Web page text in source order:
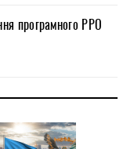
програмного РРО